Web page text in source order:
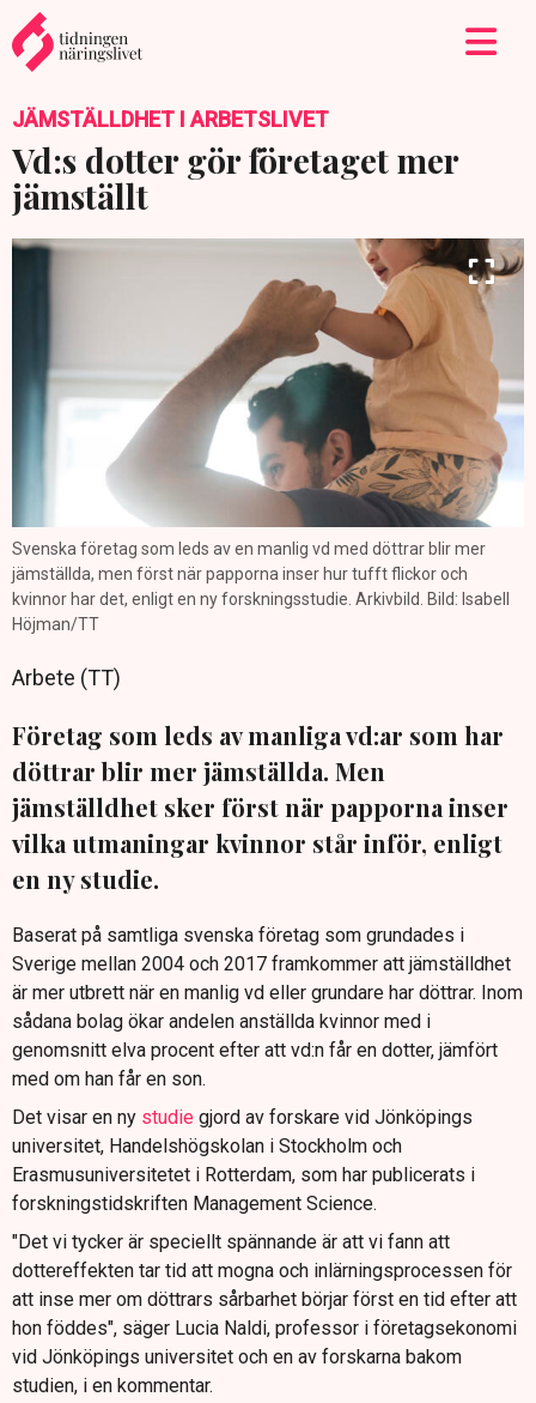
JÄMSTÄLLDHET I ARBETSLIVET
Vd:s dotter gör företaget mer
jämställt
Svenska företag som leds av en manlig vd med döttrar blir mer
jämställda, men först när papporna inser hur tufft flickor och
kvinnor har det, enligt en ny forskningsstudie. Arkivbild. Bild: Isabell
Höjman/TT
Arbete (TT)
Företag som leds av manliga vd:ar som har
döttrar blir mer jämställda. Men
jämställdhet sker först när papporna inser
vilka utmaningar kvinnor står inför, enligt
en ny studie.
Baserat på samtliga svenska företag som grundades i
Sverige mellan 2004 och 2017 framkommer att jämställdhet
är mer utbrett när en manlig vd eller grundare har döttrar. Inom
sådana bolag ökar andelen anställda kvinnor med i
genomsnitt elva procent efter att vd:n får en dotter, jämfört
med om han får en son.
Det visar en ny studie gjord av forskare vid Jönköpings
universitet, Handelshögskolan i Stockholm och
Erasmusuniversitetet i Rotterdam, som har publicerats i
forskningstidskriften Management Science.
"Det vi tycker är speciellt spännande är att vi fann att
dottereffekten tar tid att mogna och inlärningsprocessen för
att inse mer om döttrars sårbarhet börjar först en tid efter att
hon föddes", säger Lucia Naldi, professor i företagsekonomi
vid Jönköpings universitet och en av forskarna bakom
studien, i en kommentar.